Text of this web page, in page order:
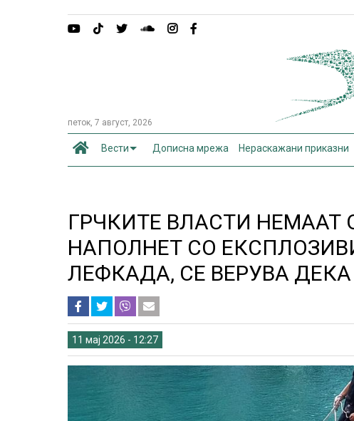
петок, 7 август, 2026
Вести Дописна мрежа Нераскажани приказни
ГРЧКИТЕ ВЛАСТИ
НАПОЛНЕТ СО
ЛЕФКАДА, СЕ ВЕРУВА
11 мај 2026 - 12:27